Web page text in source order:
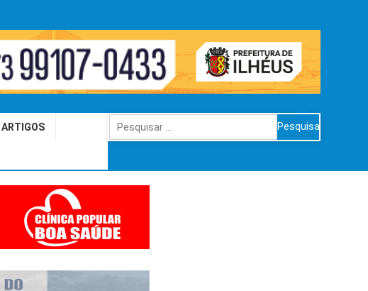
ARTIGOS
Pesquisar
por: